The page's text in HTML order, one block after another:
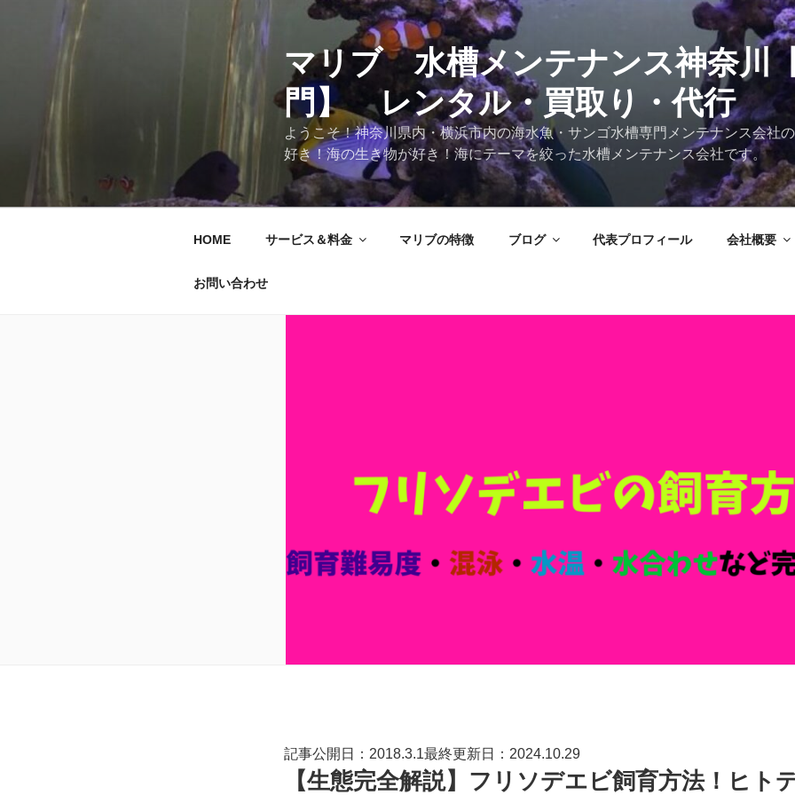
マリブ 水槽メンテナンス神奈川
門】 レンタル・買取り・代行
ようこそ！神奈川県内・横浜市内の海水魚・サンゴ水槽専門メンテナンス会社
好き！海の生き物が好き！海にテーマを絞った水槽メンテナンス会社です。
HOME サービス＆料金 マリブの特徴 ブログ 代表プロフィール 会社概要
お問い合わせ
記事公開日：2018.3.1最終更新日：2024.10.29
【生態完全解説】フリソデエビ飼育方法！ヒト